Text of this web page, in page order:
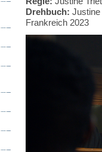
Drehbuch: Justine
Frankreich 2023